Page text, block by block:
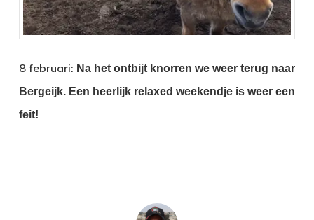
8 februari: Na het ontbijt knorren we weer terug naar
Bergeijk. Een heerlijk relaxed weekendje is weer een
feit!